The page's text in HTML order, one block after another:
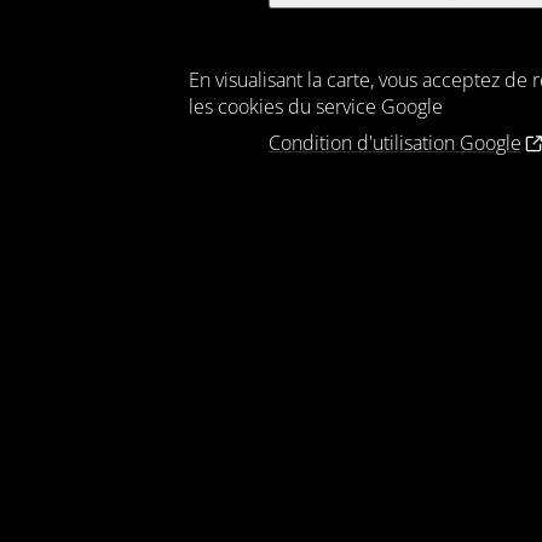
En visualisant la carte, vous acceptez de
les cookies du service Google
Condition d'utilisation Google